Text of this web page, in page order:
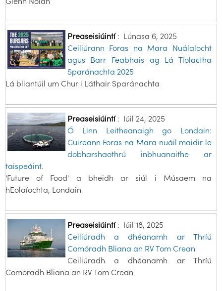
Preaseisiúintí: Lúnasa 6, 2025
Ceiliúrann Foras na Mara Nuálaíocht
agus Barr Feabhais ag Lá Tíolactha
Sparánachta 2025
Lá bliantúil um Chur i Láthair Sparánachta
Preaseisiúintí: Iúil 24, 2025
Ó Linn Leitheanaigh go Londain:
Cuireann Foras na Mara nuáil maidir le
dobharshaothrú inbhuanaithe ar
taispeáint.
'Future of Food' a bheidh ar siúl i Músaem na
hEolaíochta, Londain
Preaseisiúintí: Iúil 18, 2025
Ceiliúradh a dhéanamh ar Thríú
Comóradh Bliana an RV Tom Crean
Ceiliúradh a dhéanamh ar Thríú
Comóradh Bliana an RV Tom Crean